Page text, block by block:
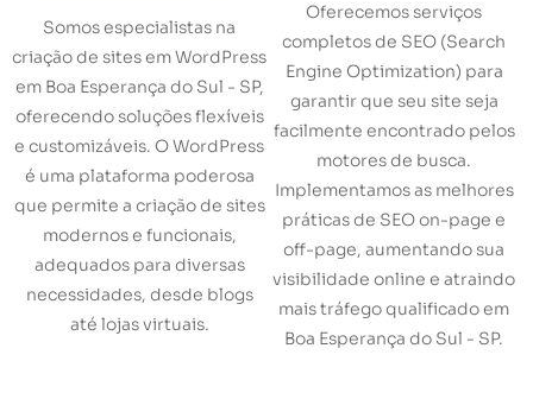
Somos especialistas na
criação de sites em WordPress
em Boa Esperança do Sul - SP,
oferecendo soluções flexíveis
e customizáveis. O WordPress
é uma plataforma poderosa
que permite a criação de sites
modernos e funcionais,
adequados para diversas
necessidades, desde blogs
até lojas virtuais.
Oferecemos serviços
completos de SEO (Search
Engine Optimization) para
garantir que seu site seja
facilmente encontrado pelos
motores de busca.
Implementamos as melhores
práticas de SEO on-page e
off-page, aumentando sua
visibilidade online e atraindo
mais tráfego qualificado em
Boa Esperança do Sul - SP.